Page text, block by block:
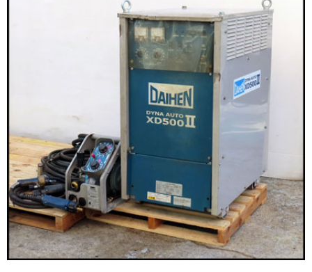
> 工場閉鎖に伴う一括整理
> 債務・任意整理担当の弁護士さまへ
> おもちゃ・ホビー・楽器等・マニア
品・コレクターズアイテム
> 厨房機器・店舗用品買取
> 骨董品・古美術品の査定
> 新着情報
> お問い合わせ
> プライバシーポリシー